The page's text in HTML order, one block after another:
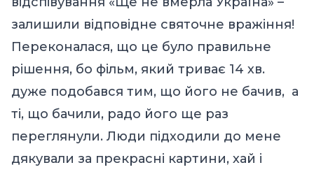
залишили відповідне святочне вражіння!
Переконалася, що це було правильне
рішення, бо фільм, який триває 14 хв.
дуже подобався тим, що його не бачив, а
ті, що бачили, радо його ще раз
переглянули. Люди підходили до мене
дякували за прекрасні картини, хай і